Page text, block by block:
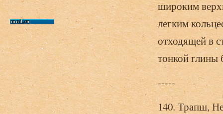
широким
легким
отходящей в
тонкой глины
-----
140. Трапш,